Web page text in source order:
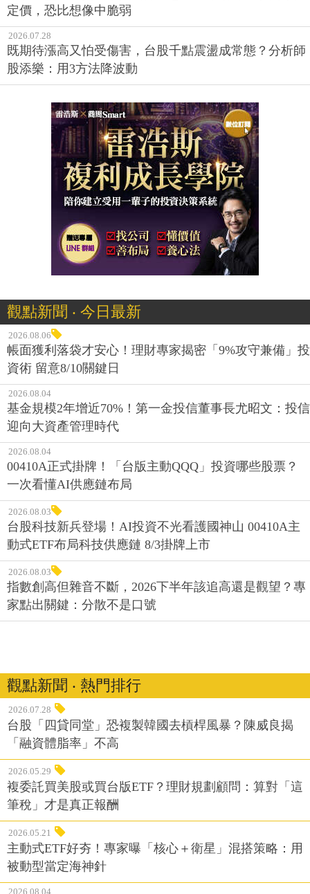
定價，恐比想像中脆弱
2026.07.28
既期待漲高又怕受傷害，台股千點震盪成常態？分析師
股添樂：用3方法降波動
觀點新聞 ‧ 今日最新
2026.08.06
帳面獲利落袋才安心！理財專家揭密「9%攻守兼備」投
資術 留意8/10關鍵日
2026.08.04
基金規模2年增近70%！第一金投信董事長尤昭文：投信
迎向大資產管理時代
2026.08.04
00410A正式掛牌！「台版主動QQQ」投資哪些股票？
一次看懂AI供應鏈布局
2026.08.03
台股科技新兵登場！AI投資不光看護國神山 00410A主
動式ETF布局科技供應鏈 8/3掛牌上市
2026.08.03
指數創高但雜音不斷，2026下半年該追高還是觀望？專
家點出關鍵：分散不是口號
觀點新聞 ‧ 熱門排行
2026.07.28
台股「四貸同堂」恐複製韓國去槓桿風暴？陳威良揭
「融資體脂率」不高
2026.05.29
複委託買美股或買台版ETF？理財規劃顧問：算對「這
筆稅」才是真正報酬
2026.05.21
主動式ETF好夯！專家曝「核心＋衛星」混搭策略：用
被動型當定海神針
2026.08.04